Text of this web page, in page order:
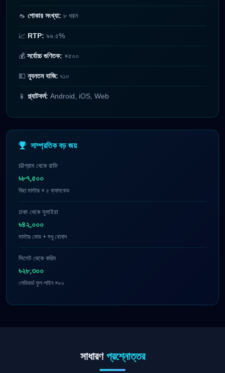
🦟 পোকার সংখ্যা: ৮ ধরন
📈 RTP: ৯৬.৫%
💰 সর্বোচ্চ গুণিতক: ×৫০০
💵 ন্যূনতম বাজি: ৳১০
📱 প্ল্যাটফর্ম: Android, iOS, Web
সাম্প্রতিক বড় জয়
চট্টগ্রাম থেকে রাফি
৳৮৭,৫০০
বিছা মাস্টার × ৫ ক্যাসকেড
ঢাকা থেকে সুমাইয়া
৳৪২,০০০
মাস্টার মোড + মধু বোনাস
সিলেট থেকে করিম
৳২৮,৩০০
লেডিবার্ড ফুল লাইন ×৮০
সাধারণ প্রশ্নোত্তর